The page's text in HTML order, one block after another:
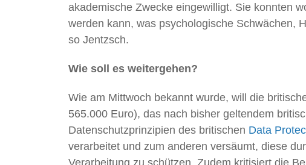
akademische Zwecke eingewilligt. Sie konnten
werden kann, was psychologische Schwächen,
so Jentzsch.
Wie soll es weitergehen?
Wie am Mittwoch bekannt wurde, will die
565.000 Euro), das nach bisher geltendem
Datenschutzprinzipien des britischen Data
verarbeitet und zum anderen versäumt, diese
Verarbeitung zu schützen. Zudem kritisiert die